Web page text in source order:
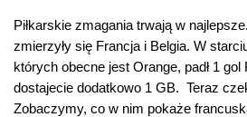
Piłkarskie zmagania trwają w
zmierzyły się Francja i Belgia. W
których obecne jest Orange, padł 1
dostajecie dodatkowo 1 GB. Teraz
Zobaczymy, co w nim pokaże